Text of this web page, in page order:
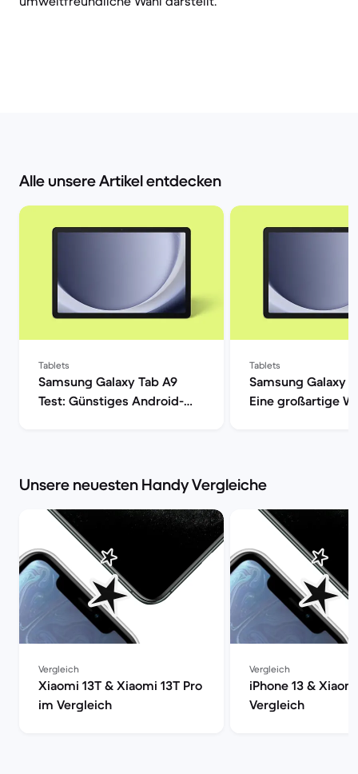
Alle unsere Artikel entdecken
Tablets
Samsung Galaxy Tab A9
Test: Günstiges Android-
Tablets
Samsung Galaxy
Eine großartige
Unsere neuesten Handy Vergleiche
Vergleich
Xiaomi 13T & Xiaomi 13T Pro
im Vergleich
Vergleich
iPhone 13 &
Vergleich